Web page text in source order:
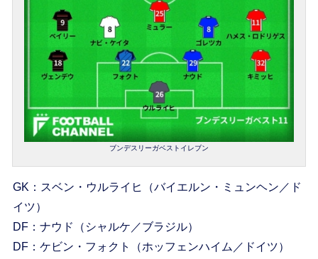
ブンデスリーガベストイレブン
GK：スベン・ウルライヒ（バイエルン・ミュンヘン／ド
イツ）
DF：ナウド（シャルケ／ブラジル）
DF：ケビン・フォクト（ホッフェンハイム／ドイツ）